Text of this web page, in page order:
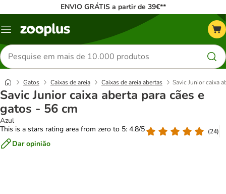
ENVIO GRÁTIS a partir de 39€**
Menu
Pesquisar
produtos
Gatos Caixas de areia Caixas de areia abertas Savic Junior caixa
Savic Junior caixa aberta para cães e
gatos - 56 cm
Azul
This is a stars rating area from zero to 5: 4.8/5
(24)
Dar opinião